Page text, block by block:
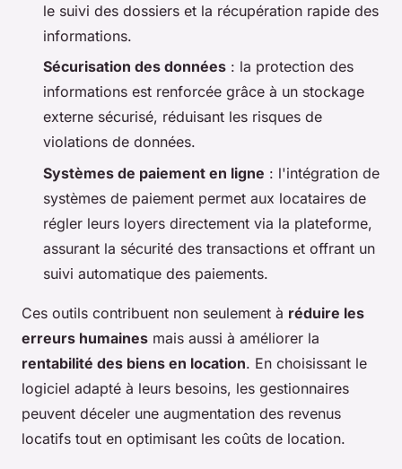
le suivi des dossiers et la récupération rapide des
informations.
Sécurisation des données : la protection des
informations est renforcée grâce à un stockage
externe sécurisé, réduisant les risques de
violations de données.
Systèmes de paiement en ligne : l'intégration de
systèmes de paiement permet aux locataires de
régler leurs loyers directement via la plateforme,
assurant la sécurité des transactions et offrant un
suivi automatique des paiements.
Ces outils contribuent non seulement à réduire les
erreurs humaines mais aussi à améliorer la
rentabilité des biens en location. En choisissant le
logiciel adapté à leurs besoins, les gestionnaires
peuvent déceler une augmentation des revenus
locatifs tout en optimisant les coûts de location.